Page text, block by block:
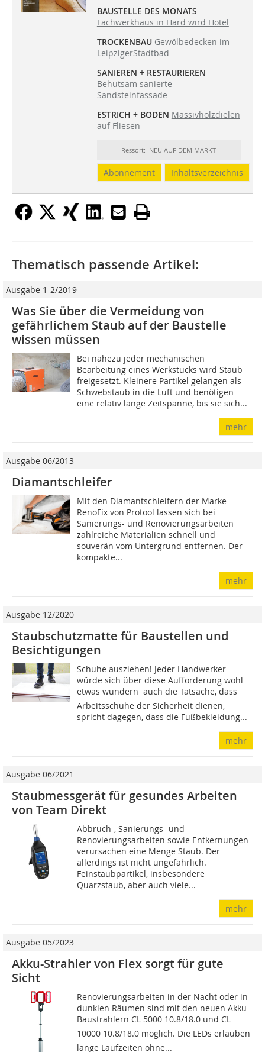
BAUSTELLE DES MONATS
Fachwerkhaus in Hard wird Hotel
TROCKENBAU Gewölbedecken im
LeipzigerStadtbad
SANIEREN + RESTAURIEREN
Behutsam sanierte
Sandsteinfassade
ESTRICH + BODEN Massivholzdielen
auf Fliesen
Ressort: NEU AUF DEM MARKT
Abonnement Inhaltsverzeichnis
Thematisch passende Artikel:
Ausgabe 1-2/2019
Was Sie über die Vermeidung von
gefährlichem Staub auf der Baustelle
wissen müssen
Bei nahezu jeder mechanischen
Bearbeitung eines Werkstücks wird Staub
freigesetzt. Kleinere Partikel gelangen als
Schwebstaub in die Luft und benötigen
eine relativ lange Zeitspanne, bis sie sich...
mehr
Ausgabe 06/2013
Diamantschleifer
Mit den Diamantschleifern der Marke
RenoFix von Protool lassen sich bei
Sanierungs- und Renovierungsarbeiten
zahlreiche Materialien schnell und
souverän vom Untergrund entfernen. Der
kompakte...
mehr
Ausgabe 12/2020
Staubschutzmatte für Baustellen und
Besichtigungen
Schuhe ausziehen! Jeder Handwerker
würde sich über diese Aufforderung wohl
etwas wundern  auch die Tatsache, dass
Arbeitsschuhe der Sicherheit dienen,
spricht dagegen, dass die Fußbekleidung...
mehr
Ausgabe 06/2021
Staubmessgerät für gesundes Arbeiten
von Team Direkt
Abbruch-, Sanierungs- und
Renovierungsarbeiten sowie Entkernungen
verursachen eine Menge Staub. Der
allerdings ist nicht ungefährlich.
Feinstaubpartikel, insbesondere
Quarzstaub, aber auch viele...
mehr
Ausgabe 05/2023
Akku-Strahler von Flex sorgt für gute
Sicht
Renovierungsarbeiten in der Nacht oder in
dunklen Räumen sind mit den neuen Akku-
Baustrahlern CL 5000 10.8/18.0 und CL
10000 10.8/18.0 möglich. Die LEDs erlauben
lange Laufzeiten ohne...